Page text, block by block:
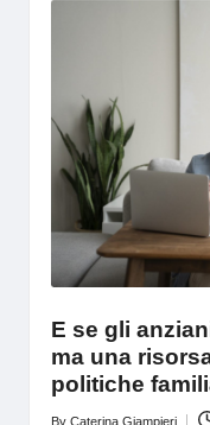
E se gli
ma una
politiche
By Caterina Giampieri